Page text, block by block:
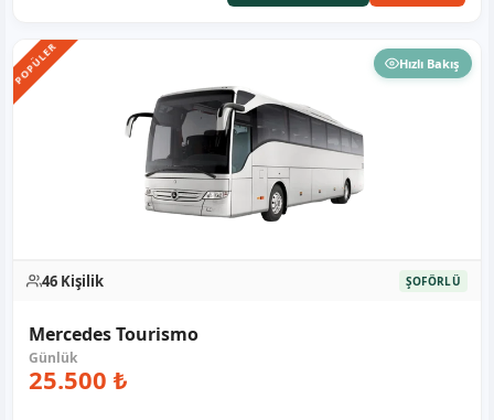
POPÜLER Hızlı Bakış
46 Kişilik ŞOFÖRLÜ
Mercedes Tourismo
25.500 ₺